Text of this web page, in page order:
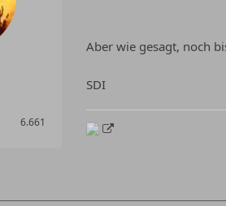
6.661
Aber wie gesagt, noch
SDI